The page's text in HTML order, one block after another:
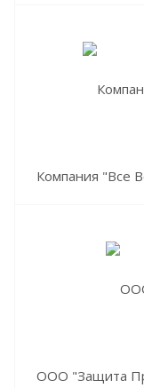
Компания "Все
ООО "Защита